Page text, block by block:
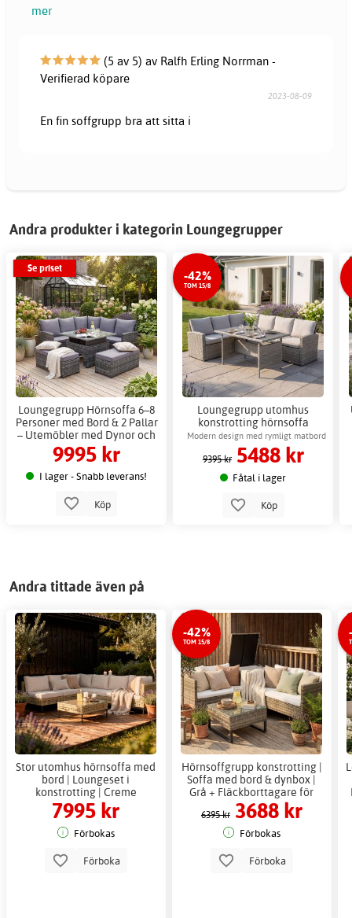
mer
(5 av 5) av Ralfh Erling Norrman -
Verifierad köpare
2023-08-09
En fin soffgrupp bra att sitta i
Andra produkter i kategorin Loungegrupper
Se priset
Loungegrupp Hörnsoffa 6–8
Personer med Bord & 2 Pallar
– Utemöbler med Dynor och
Härdat Glas
9995 kr
I lager - Snabb leverans!
Köp
-42%
TOM 15/8
Loungegrupp utomhus
konstrotting hörnsoffa
Gardeney Moreno +
Möbelvård
Modern design med rymligt matbord
för familjen
9395 kr 5488 kr
Fåtal i lager
Köp
Andra tittade även på
Stor utomhus hörnsoffa med
bord | Loungeset i
konstrotting | Creme
7995 kr
Förbokas
Förboka
-42%
TOM 15/8
Hörnsoffgrupp konstrotting |
Soffa med bord & dynbox |
Grå + Fläckborttagare för
möbler
6395 kr 3688 kr
Förbokas
Förboka